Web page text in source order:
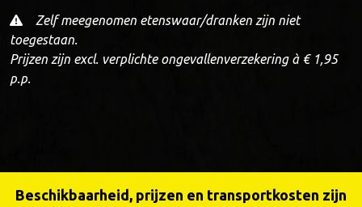
Zelf meegenomen etenswaar/dranken zijn niet
toegestaan.
Prijzen zijn excl. verplichte ongevallenverzekering à € 1,95
p.p.
Beschikbaarheid, prijzen en transportkosten zijn